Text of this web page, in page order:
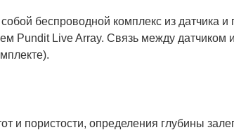
беспроводной комплекс из датчика
Pundit Live Array. Связь между датчиком
и пористости, определения глубины